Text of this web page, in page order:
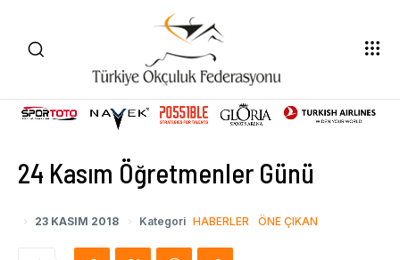
24 Kasım Öğretmenler Günü
23 KASIM 2018 Kategori HABERLER ÖNE ÇIKAN